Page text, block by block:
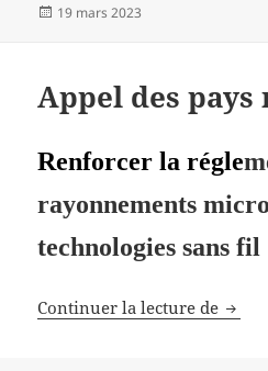
Publié
19 mars 2023
Appel des
Renforcer la régle
rayonnements
technologies sans fil
Continuer la lecture de